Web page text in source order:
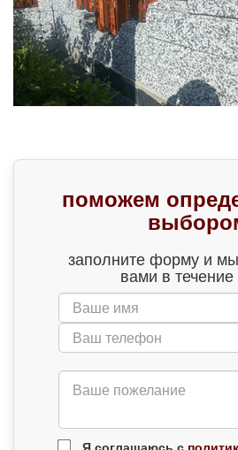
поможем
заполните форму и
вами в течение
Я соглашаюсь с